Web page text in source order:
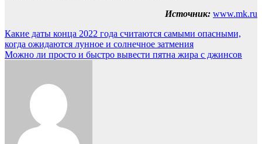
Источник: www.mk.ru
Навигация
по
Какие даты конца 2022 года считаются самыми опасными,
когда ожидаются лунное и солнечное затмения
Можно ли просто и быстро вывести пятна жира с джинсов